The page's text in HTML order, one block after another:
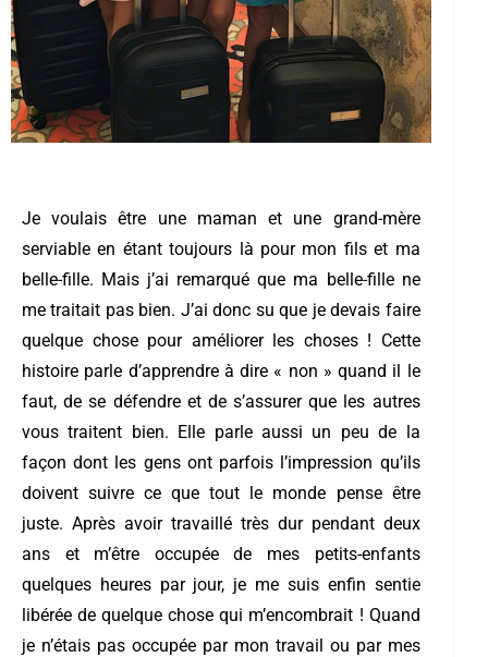
Je voulais être une maman et une grand-mère
serviable en étant toujours là pour mon fils et ma
belle-fille. Mais j’ai remarqué que ma belle-fille ne
me traitait pas bien. J’ai donc su que je devais faire
quelque chose pour améliorer les choses ! Cette
histoire parle d’apprendre à dire « non » quand il le
faut, de se défendre et de s’assurer que les autres
vous traitent bien. Elle parle aussi un peu de la
façon dont les gens ont parfois l’impression qu’ils
doivent suivre ce que tout le monde pense être
juste. Après avoir travaillé très dur pendant deux
ans et m’être occupée de mes petits-enfants
quelques heures par jour, je me suis enfin sentie
libérée de quelque chose qui m’encombrait ! Quand
je n’étais pas occupée par mon travail ou par mes